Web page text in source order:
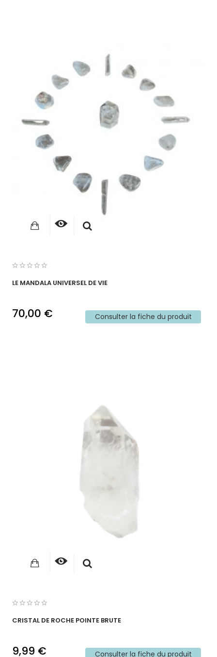
LE MANDALA UNIVERSEL DE VIE
70,00 € Consulter la fiche du produit
CRISTAL DE ROCHE POINTE BRUTE
9,99 € Consulter la fiche du produit